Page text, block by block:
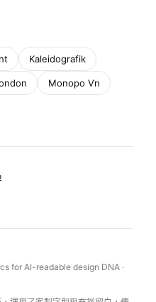
Kaleidografik
Monopo Vn
for AI-readable design DNA ·